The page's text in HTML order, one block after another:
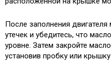
После заполнения
утечек и убедитесь, что
уровне. Затем закройте
установив пробку или